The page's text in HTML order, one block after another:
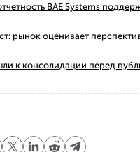
BAE Systems
рынок оценивает
к консолидации перед